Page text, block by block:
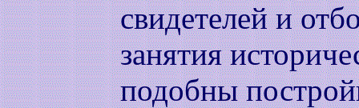
свидетелей и
занятия
подобны